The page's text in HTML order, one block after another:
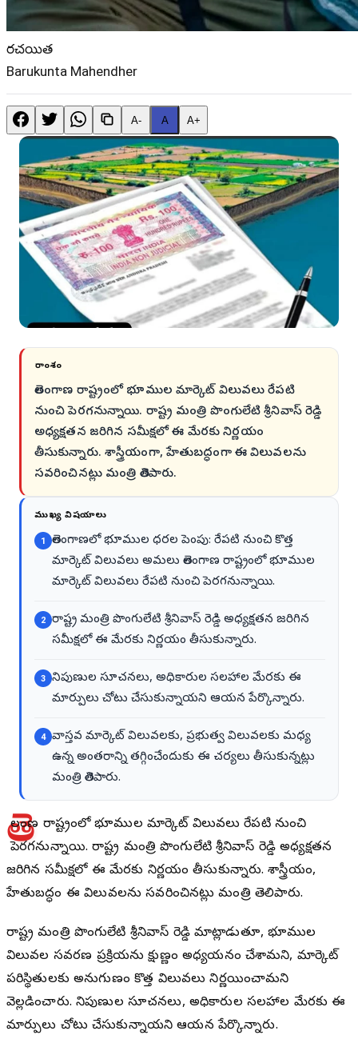
రచయిత
Barukunta Mahendher
A- A A+
సారాంశం
తెలంగాణ రాష్ట్రంలో భూముల మార్కెట్ విలువలు రేపటి
నుంచి పెరగనున్నాయి. రాష్ట్ర మంత్రి పొంగులేటి శ్రీనివాస్ రెడ్డి
అధ్యక్షతన జరిగిన సమీక్షలో ఈ మేరకు నిర్ణయం
తీసుకున్నారు. శాస్త్రీయంగా, హేతుబద్ధంగా ఈ విలువలను
సవరించినట్లు మంత్రి తెలిపారు.
ముఖ్య విషయాలు
1
తెలంగాణలో భూముల ధరల పెంపు: రేపటి నుంచి కొత్త
మార్కెట్ విలువలు అమలు తెలంగాణ రాష్ట్రంలో భూముల
మార్కెట్ విలువలు రేపటి నుంచి పెరగనున్నాయి.
2
రాష్ట్ర మంత్రి పొంగులేటి శ్రీనివాస్ రెడ్డి అధ్యక్షతన జరిగిన
సమీక్షలో ఈ మేరకు నిర్ణయం తీసుకున్నారు.
3
నిపుణుల సూచనలు, అధికారుల సలహాల మేరకు ఈ
మార్పులు చోటు చేసుకున్నాయని ఆయన పేర్కొన్నారు.
4
వాస్తవ మార్కెట్ విలువలకు, ప్రభుత్వ విలువలకు మధ్య
ఉన్న అంతరాన్ని తగ్గించేందుకు ఈ చర్యలు తీసుకున్నట్లు
మంత్రి తెలిపారు.
లంగాణ రాష్ట్రంలో భూముల మార్కెట్ విలువలు రేపటి నుంచి
పెరగనున్నాయి. రాష్ట్ర మంత్రి పొంగులేటి శ్రీనివాస్ రెడ్డి అధ్యక్షతన
జరిగిన సమీక్షలో ఈ మేరకు నిర్ణయం తీసుకున్నారు. శాస్త్రీయంగా,
హేతుబద్ధంగా ఈ విలువలను సవరించినట్లు మంత్రి తెలిపారు.
రాష్ట్ర మంత్రి పొంగులేటి శ్రీనివాస్ రెడ్డి మాట్లాడుతూ, భూముల
విలువల సవరణ ప్రక్రియను క్షుణ్ణంగా అధ్యయనం చేశామని, మార్కెట్
పరిస్థితులకు అనుగుణంగా కొత్త విలువలు నిర్ణయించామని
వెల్లడించారు. నిపుణుల సూచనలు, అధికారుల సలహాల మేరకు ఈ
మార్పులు చోటు చేసుకున్నాయని ఆయన పేర్కొన్నారు.